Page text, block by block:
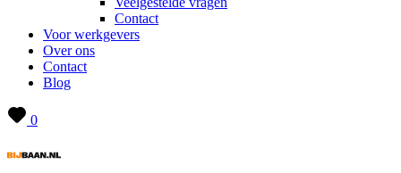
Contact
Voor werkgevers
Over ons
Contact
Blog
0